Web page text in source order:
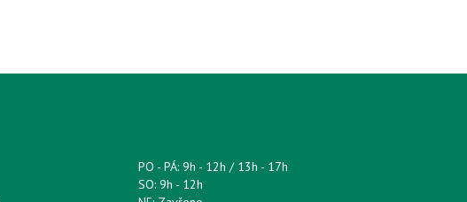
PO - PÁ: 9h - 12h / 13h - 17h
SO: 9h - 12h